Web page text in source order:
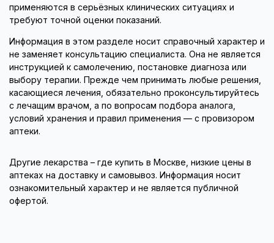
применяются в серьёзных клинических ситуациях и
требуют точной оценки показаний.
Информация в этом разделе носит справочный характер и
не заменяет консультацию специалиста. Она не является
инструкцией к самолечению, постановке диагноза или
выбору терапии. Прежде чем принимать любые решения,
касающиеся лечения, обязательно проконсультируйтесь
с лечащим врачом, а по вопросам подбора аналога,
условий хранения и правил применения — с провизором
аптеки.
Другие лекарства – где купить в Москве, низкие цены в
аптеках на доставку и самовывоз. Информация носит
ознакомительный характер и не является публичной
офертой.